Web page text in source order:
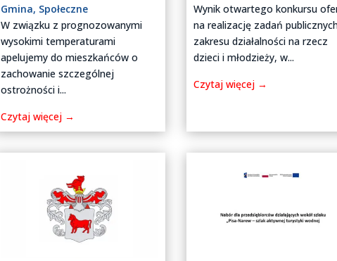
Gmina, Społeczne
W związku z prognozowanymi
wysokimi temperaturami
apelujemy do mieszkańców o
zachowanie szczególnej
ostrożności i...
Czytaj więcej →
Wynik otwartego konkursu
na realizację zadań
zakresu działalności na rzecz
dzieci i młodzieży, w...
Czytaj więcej →